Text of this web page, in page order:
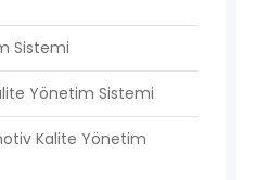
Sistemi
Yönetim Sistemi
Kalite Yönetim